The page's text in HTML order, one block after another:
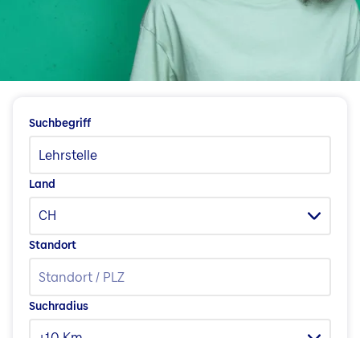
Fragen & Kontakt
Jobs in unseren Ländergesellschaften
Karriere in Liechtenstein
Menschen & Geschichten
Suchbegriff
Land
CH
Standort
Suchradius